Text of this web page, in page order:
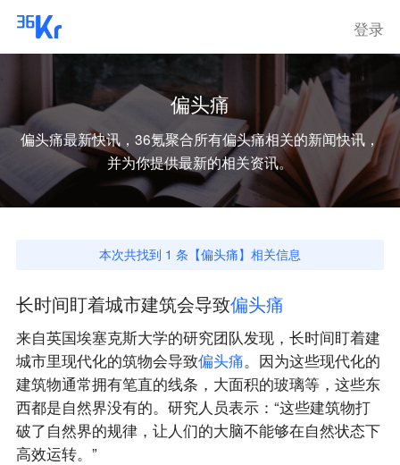
登录
偏头痛
偏头痛最新快讯，36氪聚合所有偏头痛相关的新闻快讯，
并为你提供最新的相关资讯。
本次共找到 1 条【偏头痛】相关信息
长时间盯着城市建筑会导致偏头痛
来自英国埃塞克斯大学的研究团队发现，长时间盯着建
城市里现代化的筑物会导致偏头痛。因为这些现代化的
建筑物通常拥有笔直的线条，大面积的玻璃等，这些东
西都是自然界没有的。研究人员表示：“这些建筑物打
破了自然界的规律，让人们的大脑不能够在自然状态下
高效运转。”